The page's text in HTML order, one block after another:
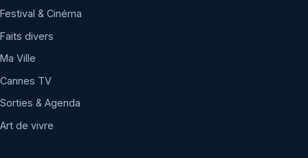
Festival & Cinéma
Faits divers
Ma Ville
Cannes TV
Sorties & Agenda
Art de vivre